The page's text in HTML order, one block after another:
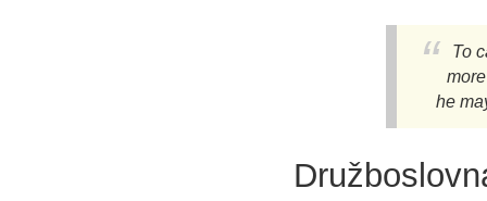
To
he